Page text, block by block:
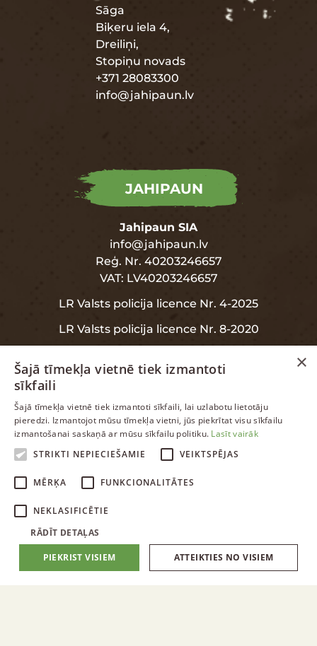
Sāga
Biķeru iela 4,
Dreiliņi,
Stopiņu novads
+371 28083300
info@jahipaun.lv
JAHIPAUN
Jahipaun SIA
info@jahipaun.lv
Reģ. Nr. 40203246657
VAT: LV40203246657
LR Valsts policija licence Nr. 4-2025
LR Valsts policija licence Nr. 8-2020
INFORMĀCIJA
Garantija
ENGLISH
×
Šajā tīmekļa vietnē tiek izmantoti
sīkfaili
Šajā tīmekļa vietnē tiek izmantoti sīkfaili, lai uzlabotu lietotāju
pieredzi. Izmantojot mūsu tīmekļa vietni, jūs piekrītat visu sīkfailu
izmantošanai saskaņā ar mūsu sīkfailu politiku. Lasīt vairāk
STRIKTI NEPIECIEŠAMIE
VEIKTSPĒJAS
MĒRĶA FUNKCIONALITĀTES
NEKLASIFICĒTIE
RĀDĪT DETAĻAS
PIEKRIST VISIEM ATTEIKTIES NO VISIEM